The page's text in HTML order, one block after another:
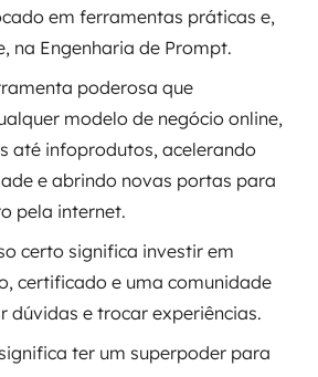
com eficiência
dados
em ferramentas práticas e,
na Engenharia de Prompt.
poderosa que
modelo de negócio online,
até infoprodutos, acelerando
e abrindo novas portas para
pela internet.
certo significa investir em
certificado e uma comunidade
dúvidas e trocar experiências.
ter um superpoder para